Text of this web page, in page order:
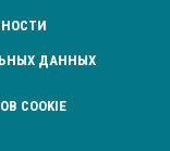
ДАННЫХ
COOKIE